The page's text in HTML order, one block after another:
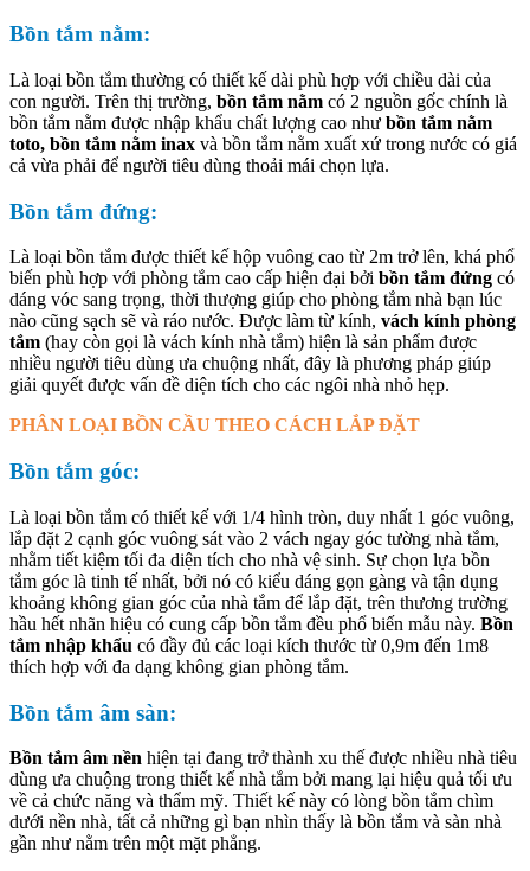
Bồn tắm nằm:
Là loại bồn tắm thường có thiết kế dài phù hợp với chiều dài của
con người. Trên thị trường, bồn tắm nằm có 2 nguồn gốc chính là
bồn tắm nằm được nhập khẩu chất lượng cao như bồn tắm nằm
toto, bồn tắm nằm inax và bồn tắm nằm xuất xứ trong nước có giá
cả vừa phải để người tiêu dùng thoải mái chọn lựa.
Bồn tắm đứng:
Là loại bồn tắm được thiết kế hộp vuông cao từ 2m trở lên, khá phổ
biến phù hợp với phòng tắm cao cấp hiện đại bởi bồn tắm đứng có
dáng vóc sang trọng, thời thượng giúp cho phòng tắm nhà bạn lúc
nào cũng sạch sẽ và ráo nước. Được làm từ kính, vách kính phòng
tắm (hay còn gọi là vách kính nhà tắm) hiện là sản phẩm được
nhiều người tiêu dùng ưa chuộng nhất, đây là phương pháp giúp
giải quyết được vấn đề diện tích cho các ngôi nhà nhỏ hẹp.
PHÂN LOẠI BỒN CẦU THEO CÁCH LẮP ĐẶT
Bồn tắm góc:
Là loại bồn tắm có thiết kế với 1/4 hình tròn, duy nhất 1 góc vuông,
lắp đặt 2 cạnh góc vuông sát vào 2 vách ngay góc tường nhà tắm,
nhằm tiết kiệm tối đa diện tích cho nhà vệ sinh. Sự chọn lựa bồn
tắm góc là tinh tế nhất, bởi nó có kiểu dáng gọn gàng và tận dụng
khoảng không gian góc của nhà tắm để lắp đặt, trên thương trường
hầu hết nhãn hiệu có cung cấp bồn tắm đều phổ biến mẫu này. Bồn
tắm nhập khẩu có đầy đủ các loại kích thước từ 0,9m đến 1m8
thích hợp với đa dạng không gian phòng tắm.
Bồn tắm âm sàn:
Bồn tắm âm nền hiện tại đang trở thành xu thế được nhiều nhà tiêu
dùng ưa chuộng trong thiết kế nhà tắm bởi mang lại hiệu quả tối ưu
về cả chức năng và thẩm mỹ. Thiết kế này có lòng bồn tắm chìm
dưới nền nhà, tất cả những gì bạn nhìn thấy là bồn tắm và sàn nhà
gần như nằm trên một mặt phẳng.